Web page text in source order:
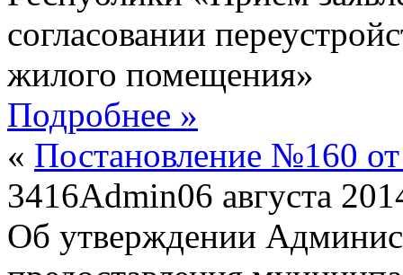
согласовании
жилого помещения»
Подробнее »
« Постановление №160
3416Admin06 августа
Об утверждении